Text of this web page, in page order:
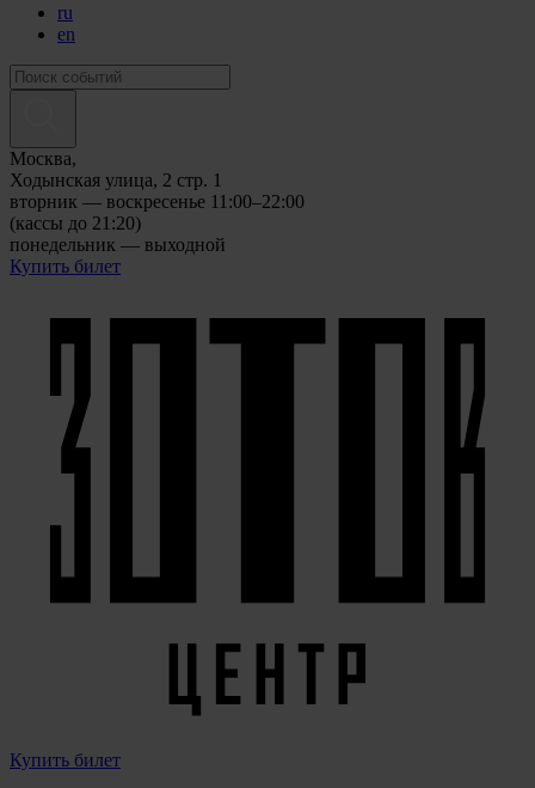
ru
en
Москва,
Ходынская улица, 2 стр. 1
вторник — воскресенье 11:00–22:00
(кассы до 21:20)
понедельник — выходной
Купить билет
Купить билет